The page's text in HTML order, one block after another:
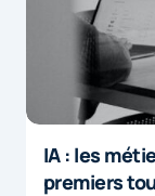
IA : les
premiers